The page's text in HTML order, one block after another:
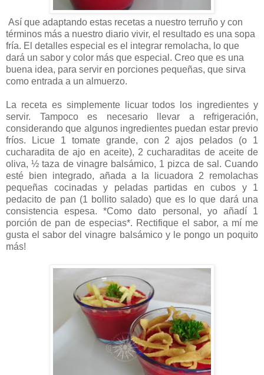
Así que adaptando estas recetas a nuestro terruño y con
términos más a nuestro diario vivir, el resultado es una sopa
fría. El detalles especial es el integrar remolacha, lo que
dará un sabor y color más que especial. Creo que es una
buena idea, para servir en porciones pequeñas, que sirva
como entrada a un almuerzo.
La receta es simplemente licuar todos los ingredientes y
servir. Tampoco es necesario llevar a refrigeración,
considerando que algunos ingredientes puedan estar previo
fríos. Licue 1 tomate grande, con 2 ajos pelados (o 1
cucharadita de ajo en aceite), 2 cucharaditas de aceite de
oliva, ½ taza de vinagre balsámico, 1 pizca de sal. Cuando
esté bien integrado, añada a la licuadora 2 remolachas
pequeñas cocinadas y peladas partidas en cubos y 1
pedacito de pan (1 bollito salado) que es lo que dará una
consistencia espesa. *Como dato personal, yo añadí 1
porción de pan de especias*. Rectifique el sabor, a mí me
gusta el sabor del vinagre balsámico y le pongo un poquito
más!